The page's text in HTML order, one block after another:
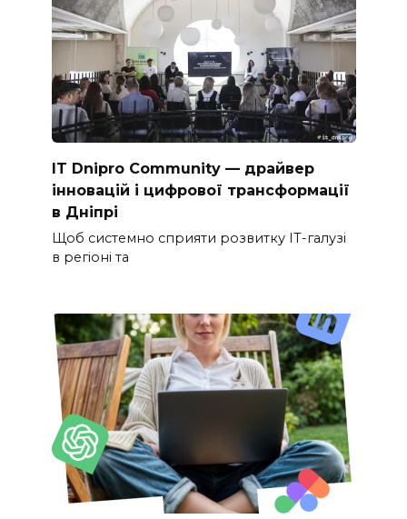
IT Dnipro Community — драйвер
інновацій і цифрової трансформації
в Дніпрі
Щоб системно сприяти розвитку ІТ-галузі
в регіоні та